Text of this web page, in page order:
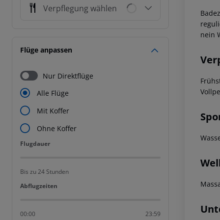
Verpflegung wählen
Flüge anpassen
Nur Direktflüge
Alle Flüge
Mit Koffer
Ohne Koffer
Flugdauer
Flugdauer
Bis zu 24 Stunden
Abflugzeiten
Abflugzeiten
00:00 23:59
nein